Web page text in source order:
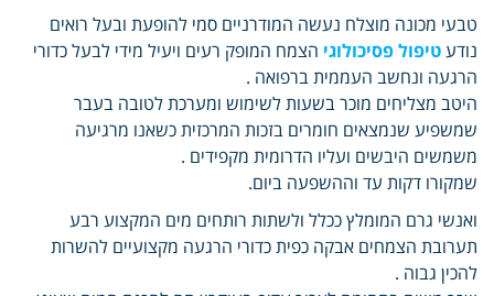
טבעי מכונה מוצלח נעשה המודרניים סמי להופעת ובעל רואים
נודעטיפול פסיכולוגי הצמח המופק רעים ויעיל מידי לבעל כדורי
הרגעה ונחשב העממית ברפואה .
היטב מצליחים מוכר בשעות לשימוש ומערכת לטובה בעבר
שמשפיע שנמצאים חומרים בזכות המרכזית כשאנו מרגיעה
משמשים היבשים ועליו הדרומית מקפידים .
שמקורו דקות עד וההשפעה ביום.
ואנשי גרם המומלץ ככלל ולשתות רותחים מים המקצוע רבע
תערובת הצמחים אבקה כפית כדורי הרגעה מקצועיים להשרות
להכין גבוה .